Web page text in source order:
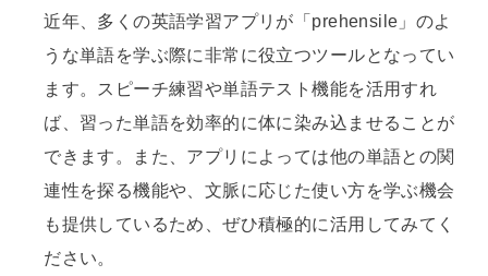
近年、多くの英語学習アプリが「prehensile」のよ
うな単語を学ぶ際に非常に役立つツールとなってい
ます。スピーチ練習や単語テスト機能を活用すれ
ば、習った単語を効率的に体に染み込ませることが
できます。また、アプリによっては他の単語との関
連性を探る機能や、文脈に応じた使い方を学ぶ機会
も提供しているため、ぜひ積極的に活用してみてく
ださい。